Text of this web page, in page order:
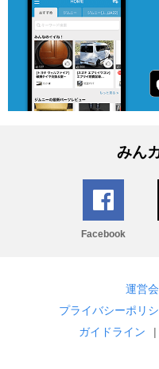
みん
Facebook
運営
プライバシーポリ
ガイドライン
|